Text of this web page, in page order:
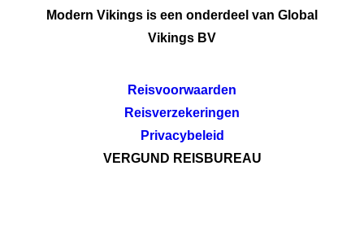
Modern Vikings is een onderdeel van Global
Vikings BV
Reisvoorwaarden
Reisverzekeringen
Privacybeleid
VERGUND REISBUREAU